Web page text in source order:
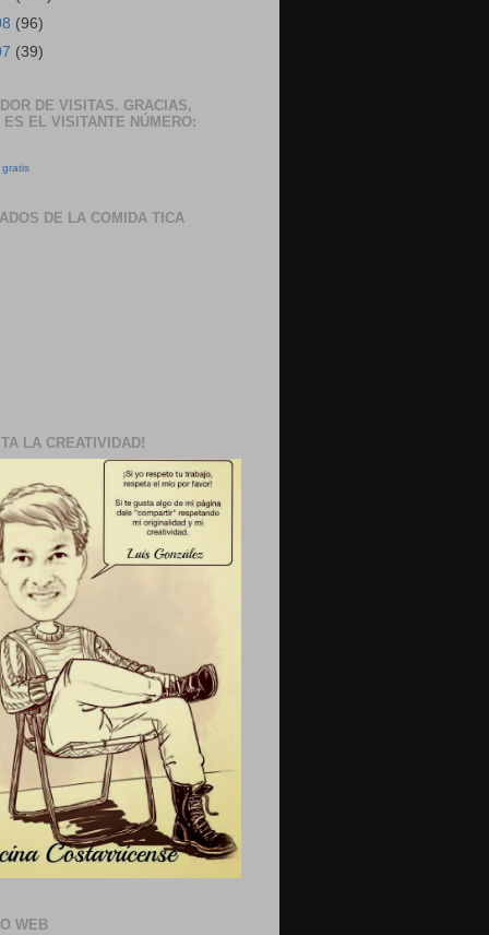
(96)
(39)
DE VISITAS. GRACIAS,
ES EL VISITANTE NÚMERO:
DE LA COMIDA TICA
LA CREATIVIDAD!
WEB